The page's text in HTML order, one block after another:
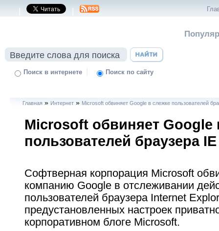
| |
Поиск в интернете | Поиск по сайту
Главная » Интернет » Microsoft обвиняет Google в слежке пользователей
Microsoft обвиняет Google
пользователей браузера IE
Софтверная корпорация Microsoft
компанию Google в отслеживании
пользователей браузера Internet
предустановленных настроек
корпоративном блоге Microsoft.